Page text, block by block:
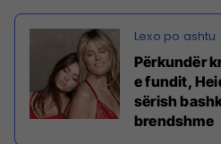
Përkundër
e fundit,
sërish
brendshme